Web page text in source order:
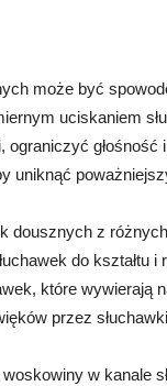
może być
uciskaniem
ograniczyć
uniknąć
dousznych z
do kształtu i
które
przez
w kanale